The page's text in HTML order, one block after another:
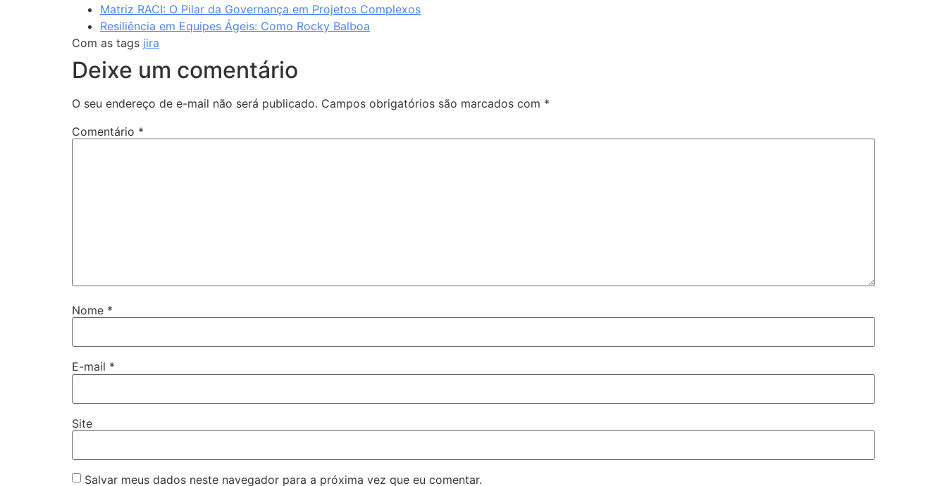
Matriz RACI: O Pilar da Governança em Projetos Complexos
Resiliência em Equipes Ágeis: Como Rocky Balboa
Com as tags jira
Deixe um comentário
O seu endereço de e-mail não será publicado. Campos obrigatórios são marcados com *
Comentário *
Nome *
E-mail *
Site
Salvar meus dados neste navegador para a próxima vez que eu comentar.